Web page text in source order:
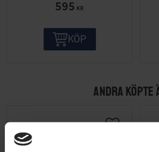
595 KR
KÖP
ANDRA KÖPTE